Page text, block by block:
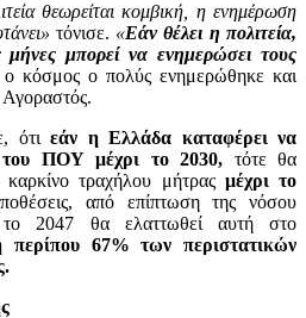
θεωρείται κομβική, η ενημέρωση
τόνισε. «Εάν θέλει η πολιτεία,
μπορεί να ενημερώσει τους
κόσμος ο πολύς ενημερώθηκε και
Αγοραστός.
ότι εάν η Ελλάδα καταφέρει να
του ΠΟΥ μέχρι το 2030, τότε θα
καρκίνο τραχήλου μήτραςμέχρι το
από επίπτωση της νόσου
το 2047 θα ελαττωθεί αυτή στο
περίπου 67% των περιστατικών